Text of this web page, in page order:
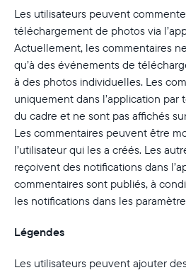
Les utilisateurs peuvent
téléchargement de photos via
Actuellement, les commentaires
qu’à des événements de
à des photos individuelles. Les
uniquement dans l’application par
du cadre et ne sont pas affichés
Les commentaires peuvent être
l’utilisateur qui les a créés. Les
reçoivent des notifications dans
commentaires sont publiés, à
les notifications dans les
Légendes
Les utilisateurs peuvent ajouter